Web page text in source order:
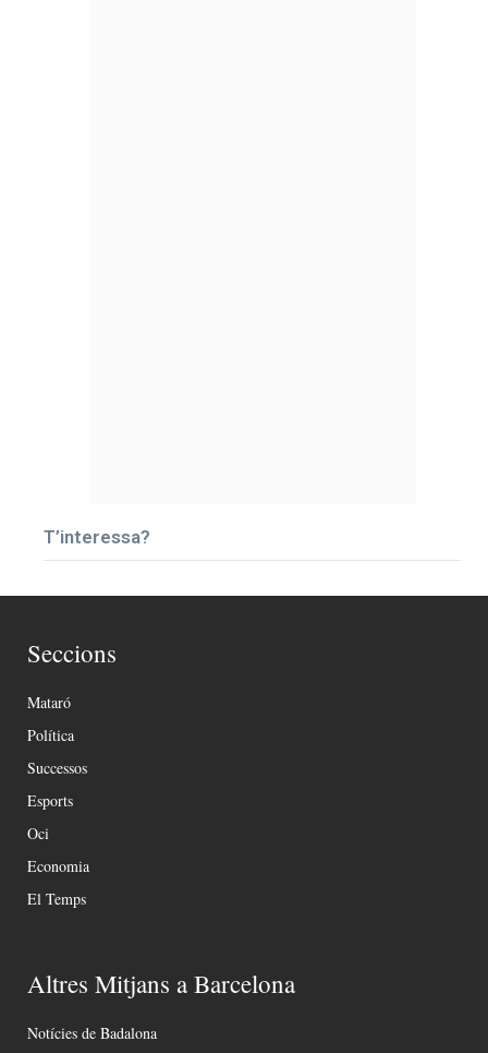
T’interessa?
Seccions
Mataró
Política
Successos
Esports
Oci
Economia
El Temps
Altres Mitjans a Barcelona
Notícies de Badalona